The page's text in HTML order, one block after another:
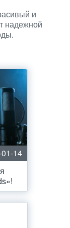
и
надежной
14